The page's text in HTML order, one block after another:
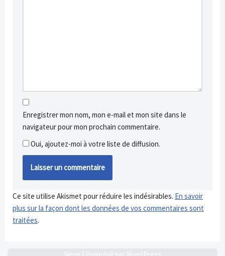
Enregistrer mon nom, mon e-mail et mon site dans le
navigateur pour mon prochain commentaire.
Oui, ajoutez-moi à votre liste de diffusion.
Ce site utilise Akismet pour réduire les indésirables. En savoir
plus sur la façon dont les données de vos commentaires sont
traitées.